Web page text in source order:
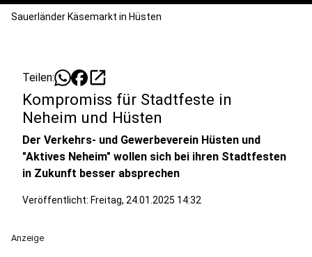
Sauerländer Käsemarkt in Hüsten
Teilen: open_in_new
Kompromiss für Stadtfeste in
Neheim und Hüsten
Der Verkehrs- und Gewerbeverein Hüsten und
"Aktives Neheim" wollen sich bei ihren Stadtfesten
in Zukunft besser absprechen
Veröffentlicht: Freitag, 24.01.2025 14:32
Anzeige